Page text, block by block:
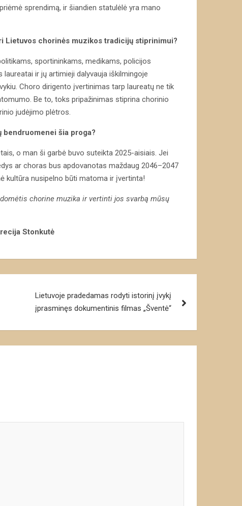
sprendimą, ir šiandien statulėlė yra mano
Lietuvos chorinės muzikos tradicijų stiprinimui?
sportininkams, medikams, policijos
ir jų artimieji dalyvauja iškilmingoje
Choro dirigento įvertinimas tarp laureatų ne tik
Be to, toks pripažinimas stiprina chorinio
judėjimo plėtros.
bendruomenei šia proga?
o man ši garbė buvo suteikta 2025-aisiais. Jei
ar choras bus apdovanotas maždaug 2046–2047
kultūra nusipelno būti matoma ir įvertinta!
chorine muzika ir vertinti jos svarbą mūsų
Stonkutė
Lietuvoje pradedamas rodyti istorinį įvykį
įprasminęs dokumentinis filmas „Šventė“